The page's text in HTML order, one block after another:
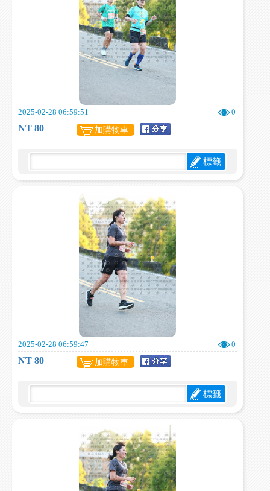
2025-02-28 06:59:51 0
NT 80 加購物車
標籤
2025-02-28 06:59:47 0
NT 80 加購物車
標籤